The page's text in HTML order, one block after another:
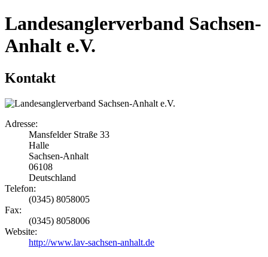
Landesanglerverband Sachsen-
Anhalt e.V.
Kontakt
Adresse:
Mansfelder Straße 33
Halle
Sachsen-Anhalt
06108
Deutschland
Telefon:
(0345) 8058005
Fax:
(0345) 8058006
Website:
http://www.lav-sachsen-anhalt.de